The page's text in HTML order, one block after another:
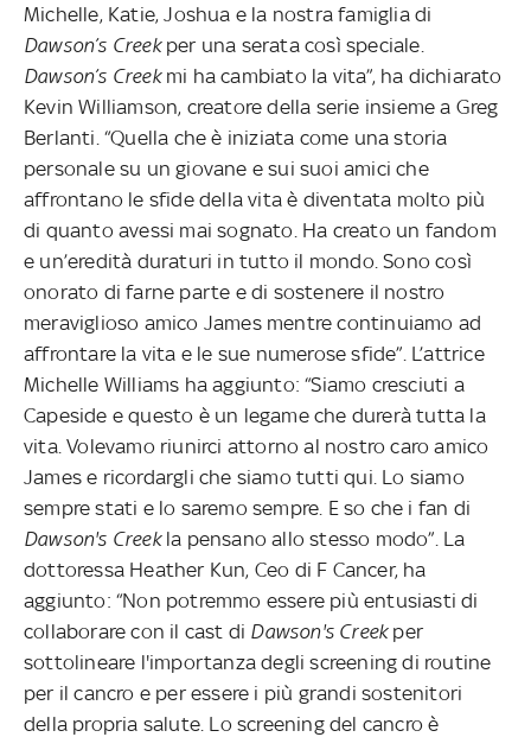
Michelle, Katie, Joshua e la nostra famiglia di
Dawson’s Creek per una serata così speciale.
Dawson’s Creekmi ha cambiato la vita”, ha dichiarato
Kevin Williamson, creatore della serie insieme a Greg
Berlanti. “Quella che è iniziata come una storia
personale su un giovane e sui suoi amici che
affrontano le sfide della vita è diventata molto più
di quanto avessi mai sognato. Ha creato un fandom
e un’eredità duraturi in tutto il mondo. Sono così
onorato di farne parte e di sostenere il nostro
meraviglioso amico James mentre continuiamo ad
affrontare la vita e le sue numerose sfide”. L’attrice
Michelle Williams ha aggiunto: “Siamo cresciuti a
Capeside e questo è un legame che durerà tutta la
vita. Volevamo riunirci attorno al nostro caro amico
James e ricordargli che siamo tutti qui. Lo siamo
sempre stati e lo saremo sempre. E so che i fan di
Dawson's Creekla pensano allo stesso modo”. La
dottoressa Heather Kun, Ceo di F Cancer, ha
aggiunto: “Non potremmo essere più entusiasti di
collaborare con il cast di Dawson's Creek per
sottolineare l'importanza degli screening di routine
per il cancro e per essere i più grandi sostenitori
della propria salute. Lo screening del cancro è